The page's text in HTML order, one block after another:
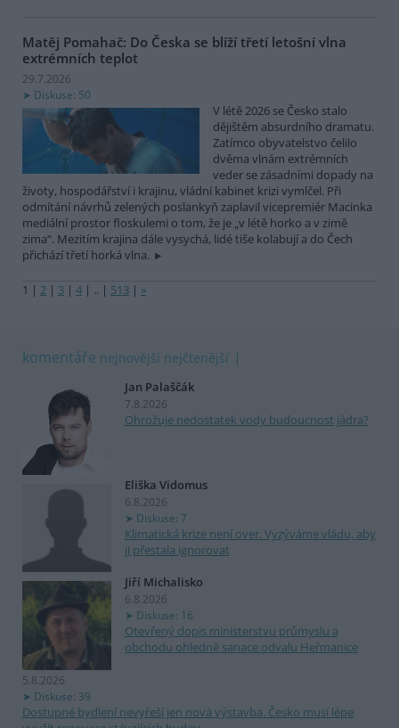
Matěj Pomahač: Do Česka se blíží třetí letošní vlna
extrémních teplot
29.7.2026
Diskuse: 50
V létě 2026 se Česko stalo
dějištěm absurdního dramatu.
Zatímco obyvatelstvo čelilo
dvěma vlnám extrémních
veder se zásadními dopady na
životy, hospodářství i krajinu, vládní kabinet krizi vymlčel. Při
odmítání návrhů zelených poslankyň zaplavil vicepremiér Macinka
mediální prostor floskulemi o tom, že je „v létě horko a v zimě
zima“. Mezitím krajina dále vysychá, lidé tiše kolabují a do Čech
přichází třetí horká vlna.
1 | 2 | 3 | 4 | .. | 513 | »
komentáře nejnovější nejčtenější
Jan Palaščák
7.8.2026
Ohrožuje nedostatek vody budoucnost jádra?
Eliška Vidomus
6.8.2026
Diskuse: 7
Klimatická krize není over. Vyzýváme vládu, aby
ji přestala ignorovat
Jiří Michalisko
6.8.2026
Diskuse: 16
Otevřený dopis ministerstvu průmyslu a
obchodu ohledně sanace odvalu Heřmanice
5.8.2026
Diskuse: 39
Dostupné bydlení nevyřeší jen nová výstavba. Česko musí lépe